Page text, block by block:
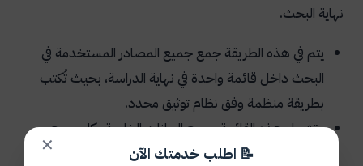
نهاية البحث.
يتم في هذه الطريقة جمع جميع المصادر المستخدمة في
البحث داخل قائمة واحدة في نهاية الدراسة، بحيث تُكتب
بطريقة منظمة وفق نظام توثيق محدد.
وتشمل هذه القائمة جميع البيانات الخاصة بكل مرجع
بشكل كامل مثل اسم المؤلف والعنوان وسنة النشر ودار
✕ 📝 اطلب خدمتك الآن